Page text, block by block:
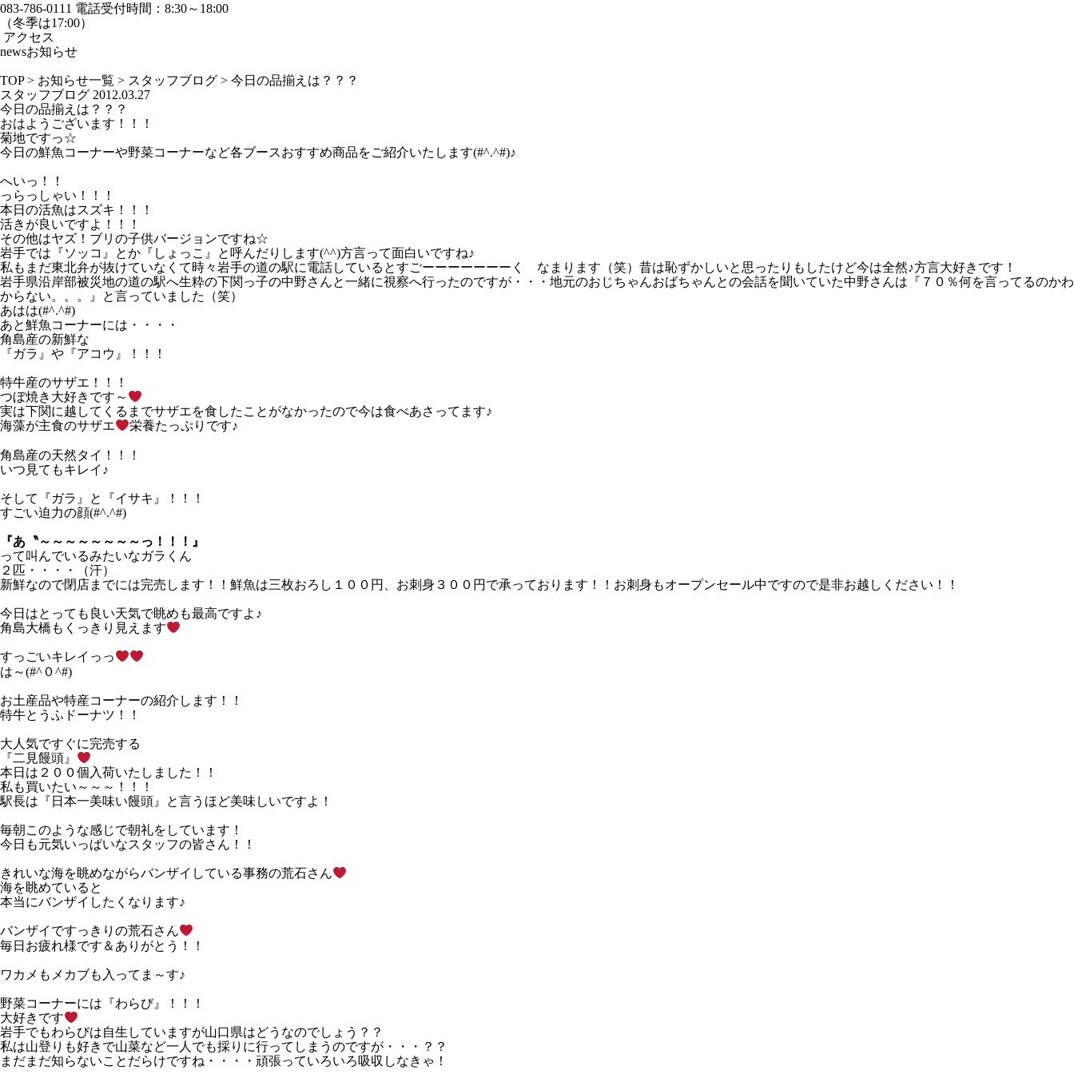
083-786-0111 電話受付時間：8:30～18:00
（冬季は17:00）
アクセス
newsお知らせ
TOP> お知らせ一覧 > スタッフブログ > 今日の品揃えは？？？
スタッフブログ 2012.03.27
今日の品揃えは？？？
おはようございます！！！
菊地ですっ☆
今日の鮮魚コーナーや野菜コーナーなど各ブースおすすめ商品をご紹介いたします(#^.^#)♪
へいっ！！
っらっしゃい！！！
本日の活魚はスズキ！！！
活きが良いですよ！！！
その他はヤズ！ブリの子供バージョンですね☆
岩手では『ソッコ』とか『しょっこ』と呼んだりします(^^)方言って面白いですね♪
私もまだ東北弁が抜けていなくて時々岩手の道の駅に電話しているとすごーーーーーーーく なまります（笑）昔は恥ずかしいと思ったりもしたけど今は全然♪方言大好きです！
岩手県沿岸部被災地の道の駅へ生粋の下関っ子の中野さんと一緒に視察へ行ったのですが・・・地元のおじちゃんおばちゃんとの会話を聞いていた中野さんは『７０％何を言ってるのかわ
からない。。。』と言っていました（笑）
あはは(#^.^#)
あと鮮魚コーナーには・・・・
角島産の新鮮な
『ガラ』や『アコウ』！！！
特牛産のサザエ！！！
つぼ焼き大好きです～
実は下関に越してくるまでサザエを食したことがなかったので今は食べあさってます♪
海藻が主食のサザエ
栄養たっぷりです♪
角島産の天然タイ！！！
いつ見てもキレイ♪
そして『ガラ』と『イサキ』！！！
すごい迫力の顔(#^.^#)
『あ〝～～～～～～～～っ！！！』
って叫んでいるみたいなガラくん
２匹・・・・（汗）
新鮮なので閉店までには完売します！！鮮魚は三枚おろし１００円、お刺身３００円で承っております！！お刺身もオープンセール中ですので是非お越しください！！
今日はとっても良い天気で眺めも最高ですよ♪
角島大橋もくっきり見えます
すっごいキレイっっ
は～(#^０^#)
お土産品や特産コーナーの紹介します！！
特牛とうふドーナツ！！
大人気ですぐに完売する
『二見饅頭』
本日は２００個入荷いたしました！！
私も買いたい～～～！！！
駅長は『日本一美味い饅頭』と言うほど美味しいですよ！
毎朝このような感じで朝礼をしています！
今日も元気いっぱいなスタッフの皆さん！！
きれいな海を眺めながらバンザイしている事務の荒石さん
海を眺めていると
本当にバンザイしたくなります♪
バンザイですっきりの荒石さん
毎日お疲れ様です＆ありがとう！！
ワカメもメカブも入ってま～す♪
野菜コーナーには『わらび』！！！
大好きです
岩手でもわらびは自生していますが山口県はどうなのでしょう？？
私は山登りも好きで山菜など一人でも採りに行ってしまうのですが・・・？？
まだまだ知らないことだらけですね・・・・頑張っていろいろ吸収しなきゃ！